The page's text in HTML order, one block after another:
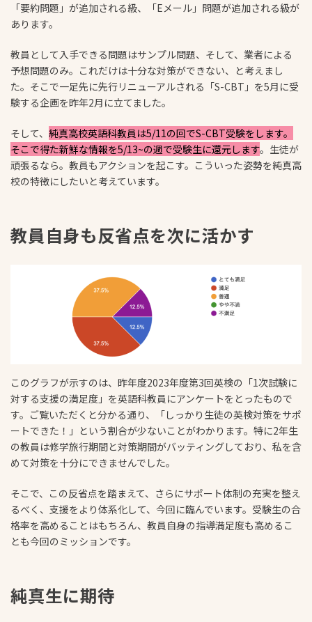
「要約問題」が追加される級、「Eメール」問題が追加される級が
あります。
教員として入手できる問題はサンプル問題、そして、業者による
予想問題のみ。これだけは十分な対策ができない、と考えまし
た。そこで一足先に先行リニューアルされる「S-CBT」を5月に受
験する企画を昨年2月に立てました。
そして、 純真高校英語科教員は5/11の回でS-CBT受験をします。
そこで得た新鮮な情報を5/13~の週で受験生に還元します。生徒が
頑張るなら。教員もアクションを起こす。こういった姿勢を純真高
校の特徴にしたいと考えています。
教員自身も反省点を次に活かす
このグラフが示すのは、昨年度2023年度第3回英検の「1次試験に
対する支援の満足度」を英語科教員にアンケートをとったもので
す。ご覧いただくと分かる通り、「しっかり生徒の英検対策をサポ
ートできた！」という割合が少ないことがわかります。特に2年生
の教員は修学旅行期間と対策期間がバッティングしており、私を含
めて対策を十分にできませんでした。
そこで、この反省点を踏まえて、さらにサポート体制の充実を整え
るべく、支援をより体系化して、今回に臨んでいます。受験生の合
格率を高めることはもちろん、教員自身の指導満足度も高めるこ
とも今回のミッションです。
純真生に期待